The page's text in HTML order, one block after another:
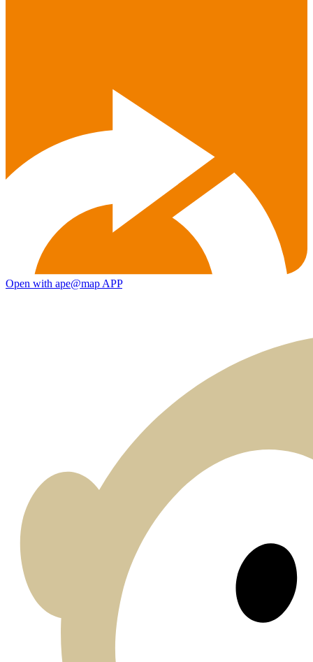
Open with ape@map APP